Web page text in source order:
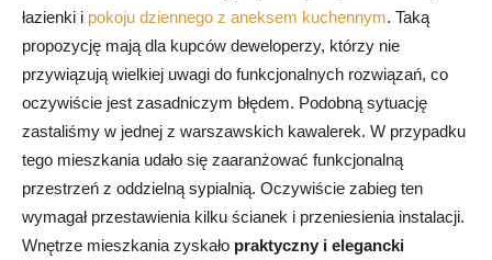
łazienki i pokoju dziennego z aneksem kuchennym. Taką
propozycję mają dla kupców deweloperzy, którzy nie
przywiązują wielkiej uwagi do funkcjonalnych rozwiązań, co
oczywiście jest zasadniczym błędem. Podobną sytuację
zastaliśmy w jednej z warszawskich kawalerek. W przypadku
tego mieszkania udało się zaaranżować funkcjonalną
przestrzeń z oddzielną sypialnią. Oczywiście zabieg ten
wymagał przestawienia kilku ścianek i przeniesienia instalacji.
Wnętrze mieszkania zyskało praktyczny i elegancki